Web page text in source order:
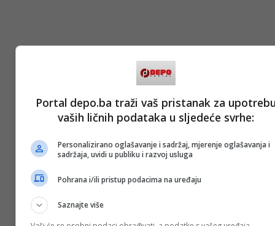
Portal depo.ba traži vaš pristanak za
vaših ličnih podataka u sljedeće svrhe:
Personalizirano oglašavanje i sadržaj, mjerenje oglašavanja i
sadržaja, uvidi u publiku i razvoj usluga
Pohrana i/ili pristup podacima na uređaju
Saznajte više